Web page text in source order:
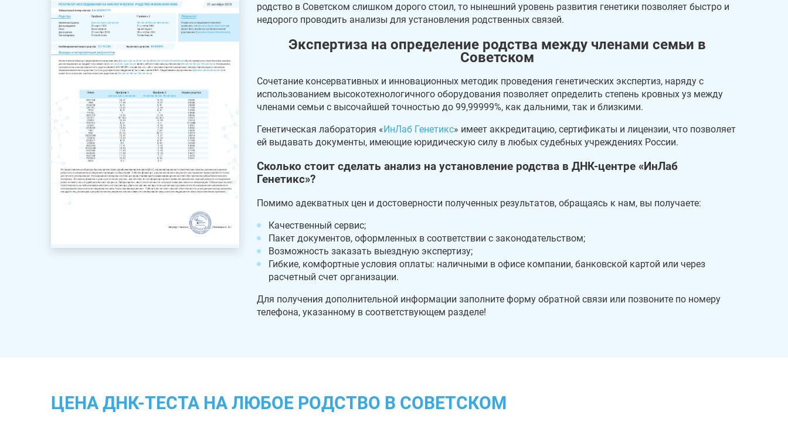
родство в Советском слишком дорого стоил, то нынешний уровень развития генетики позволяет быстро и
недорого проводить анализы для установления родственных связей.
Экспертиза на определение родства между членами семьи в
Советском
Сочетание консервативных и инновационных методик проведения генетических экспертиз, наряду с
использованием высокотехнологичного оборудования позволяет определить степень кровных уз между
членами семьи с высочайшей точностью до 99,99999%, как дальними, так и близкими.
Генетическая лаборатория « ИнЛаб Генетикс» имеет аккредитацию, сертификаты и лицензии, что позволяет
ей выдавать документы, имеющие юридическую силу в любых судебных учреждениях России.
Сколько стоит сделать анализ на установление родства в ДНК-центре «ИнЛаб
Генетикс»?
Помимо адекватных цен и достоверности полученных результатов, обращаясь к нам, вы получаете:
Качественный сервис;
Пакет документов, оформленных в соответствии с законодательством;
Возможность заказать выездную экспертизу;
Гибкие, комфортные условия оплаты: наличными в офисе компании, банковской картой или через
расчетный счет организации.
Для получения дополнительной информации заполните форму обратной связи или позвоните по номеру
телефона, указанному в соответствующем разделе!
ЦЕНА ДНК-ТЕСТА НА ЛЮБОЕ РОДСТВО В СОВЕТСКОМ